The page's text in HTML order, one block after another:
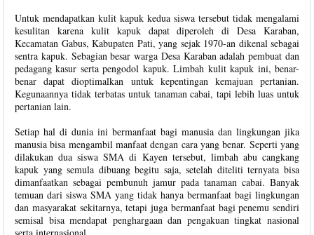
Untuk mendapatkan kulit kapuk kedua siswa tersebut tidak mengalami
kesulitan karena kulit kapuk dapat diperoleh di Desa Karaban,
Kecamatan Gabus, Kabupaten Pati, yang sejak 1970-an dikenal sebagai
sentra kapuk. Sebagian besar warga Desa Karaban adalah pembuat dan
pedagang kasur serta pengodol kapuk. Limbah kulit kapuk ini, benar-
benar dapat dioptimalkan untuk kepentingan kemajuan pertanian.
Kegunaannya tidak terbatas untuk tanaman cabai, tapi lebih luas untuk
pertanian lain.
Setiap hal di dunia ini bermanfaat bagi manusia dan lingkungan jika
manusia bisa mengambil manfaat dengan cara yang benar. Seperti yang
dilakukan dua siswa SMA di Kayen tersebut, limbah abu cangkang
kapuk yang semula dibuang begitu saja, setelah diteliti ternyata bisa
dimanfaatkan sebagai pembunuh jamur pada tanaman cabai. Banyak
temuan dari siswa SMA yang tidak hanya bermanfaat bagi lingkungan
dan masyarakat sekitarnya, tetapi juga bermanfaat bagi penemu sendiri
semisal bisa mendapat penghargaan dan pengakuan tingkat nasional